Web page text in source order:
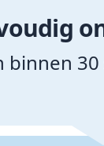
binnen